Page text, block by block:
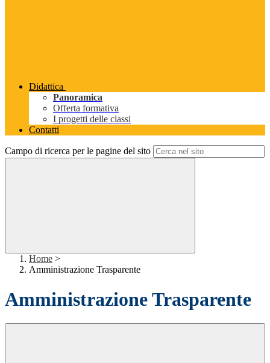
Didattica
Panoramica
Offerta formativa
I progetti delle classi
Contatti
Campo di ricerca per le pagine del sito
Home >
Amministrazione Trasparente
Amministrazione Trasparente